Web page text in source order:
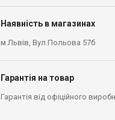
Наявність в магазинах
м.Львів, Вул.Польова 57б
Гарантія на товар
Гарантія від офіційного